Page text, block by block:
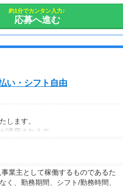
選択いただき、そのエリアでの業務
約1分でカンタン入力♪
応募へ進む
い・シフト自由
します。
適用されます
業主として稼働するものであるた
く、勤務期間、シフト/勤務時間、